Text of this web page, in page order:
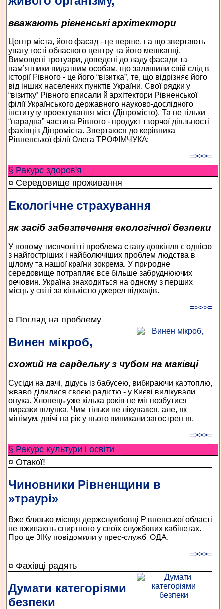
вважають рівненські архітектори
Центр міста, його фасад - це перше, на що звертають
увагу гості обласного центру та його мешканці.
Вимощені тротуари, доведені до ладу фасади та
пам’ятники видатним особам, що залишили свій слід в
історії Рівного - це його “візитка”, те, що відрізняє його
від інших населених пунктів України. Свої рядки у
“візитку” Рівного вписали й архітектори Рівненської
філії Українського державного науково-дослідного
інституту проектування міст (Діпромісто). Та не тільки
“парадна” частина Рівного - продукт творчої діяльності
фахівців Діпроміста. Звертаюся до керівника
Рівненської філії Олега ТРОФІМЧУКА:
=>>>=
§ Ракурс здоров'я
¤ Середовище проживання
Екологічне страхування
як засіб забезпечення екологічної безпеки
У новому тисячолітті проблема стану довкілля є однією
з найгостріших і найболючіших проблем людства в
цілому та нашої країни зокрема. У природне
середовище потрапляє все більше забруднюючих
речовин. Україна знаходиться на одному з перших
місць у світі за кількістю джерел відходів.
=>>>=
¤ Погляд на проблему
Винен мікроб,
схожий на сардельку з чубом на маківці
Сусіди на дачі, дідусь із бабусею, вибираючи картоплю,
жваво ділилися своєю радістю - у Києві вилікували
онука. Хлопець уже кілька років не міг позбутися
виразки шлунка. Чим тільки не лікувався, але, як
мінімум, двічі на рік у нього виникали загострення.
=>>>=
§ Ракурс культури і освіти
¤ Отакої!
Чиновники Рівненщини в
»траурі»
Вже близько місяця держслужбовці Рівненської області
не вживають спиртного у своїх службових кабінетах.
Про це ЗІКу повідомили у прес-службі ОДА.
=>>>=
¤ Фахівці радять
Думати категоріями
безпеки